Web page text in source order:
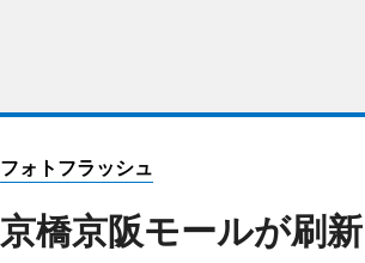
フォトフラッシュ
京橋京阪モールが刷